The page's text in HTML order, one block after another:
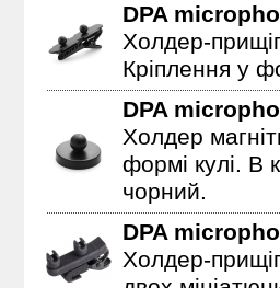
DPA
Холдер-
Кріплення у
DPA
Холдер
формі кулі. В
чорний.
DPA
Холдер-